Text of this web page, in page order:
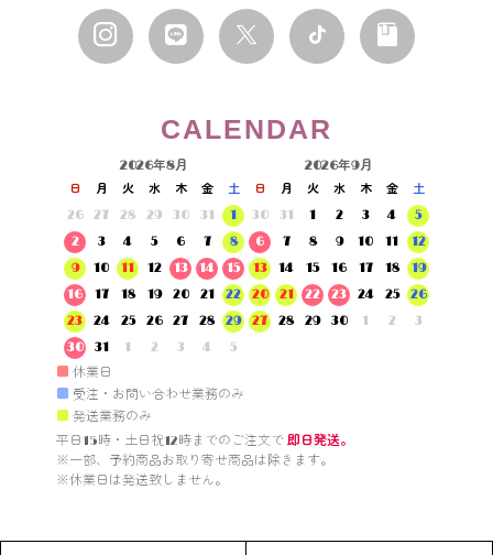
CALENDAR
2026年8月
日 月 火 水 木 金
土
26
27 28 29 30 31
1
2
3 4 5 6 7
8
9
10 11 12 13 14
15
16
17 18 19 20 21
22
23
24 25 26 27 28
29
30
31 1 2 3 4 5
2026年9月
日 月 火 水 木 金
土
30
31 1 2 3 4
5
6
7 8 9 10 11
12
13
14 15 16 17 18
19
20
21 22 23 24 25
26
27
28 29 30 1 2 3
■ 休業日
■ 受注・お問い合わせ業務のみ
■ 発送業務のみ
平日15時・土日祝12時までのご注文で 即日発送。
※一部、予約商品お取り寄せ商品は除きます。
※休業日は発送致しません。